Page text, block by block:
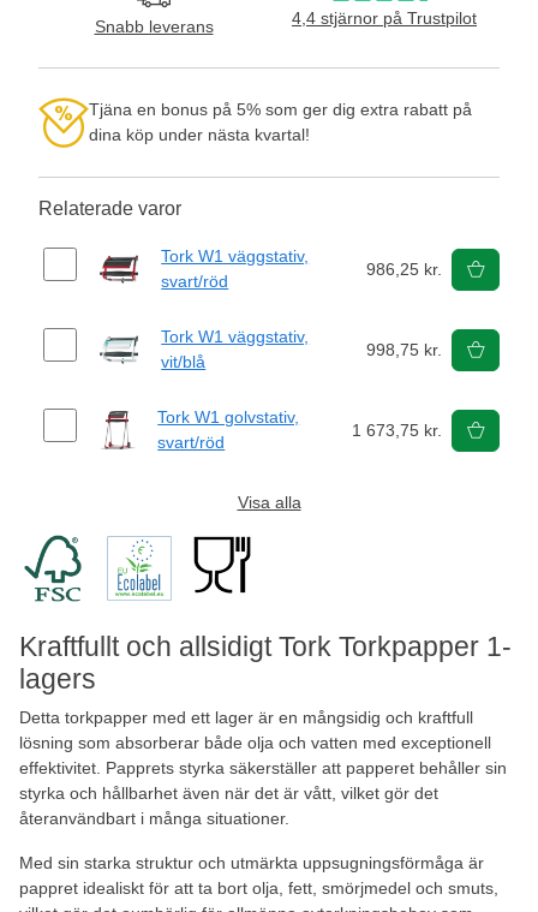
Kraftfullt och allsidigt Tork Torkpapper 1-
lagers
Detta torkpapper med ett lager är en mångsidig och kraftfull
lösning som absorberar både olja och vatten med exceptionell
effektivitet. Papprets styrka säkerställer att papperet behåller sin
styrka och hållbarhet även när det är vått, vilket gör det
återanvändbart i många situationer.
Med sin starka struktur och utmärkta uppsugningsförmåga är
pappret idealiskt för att ta bort olja, fett, smörjmedel och smuts,
Snabb leverans 4,4 stjärnor på Trustpilot
Tjäna en bonus på 5% som ger dig extra rabatt på
dina köp under nästa kvartal!
Relaterade varor
Tork W1 väggstativ,
svart/röd
986,25 kr.
Tork W1 väggstativ,
vit/blå
998,75 kr.
Tork W1 golvstativ,
svart/röd
1 673,75 kr.
Visa alla